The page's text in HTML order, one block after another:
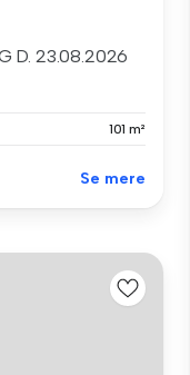
D. 23.08.2026
101 m²
Se mere